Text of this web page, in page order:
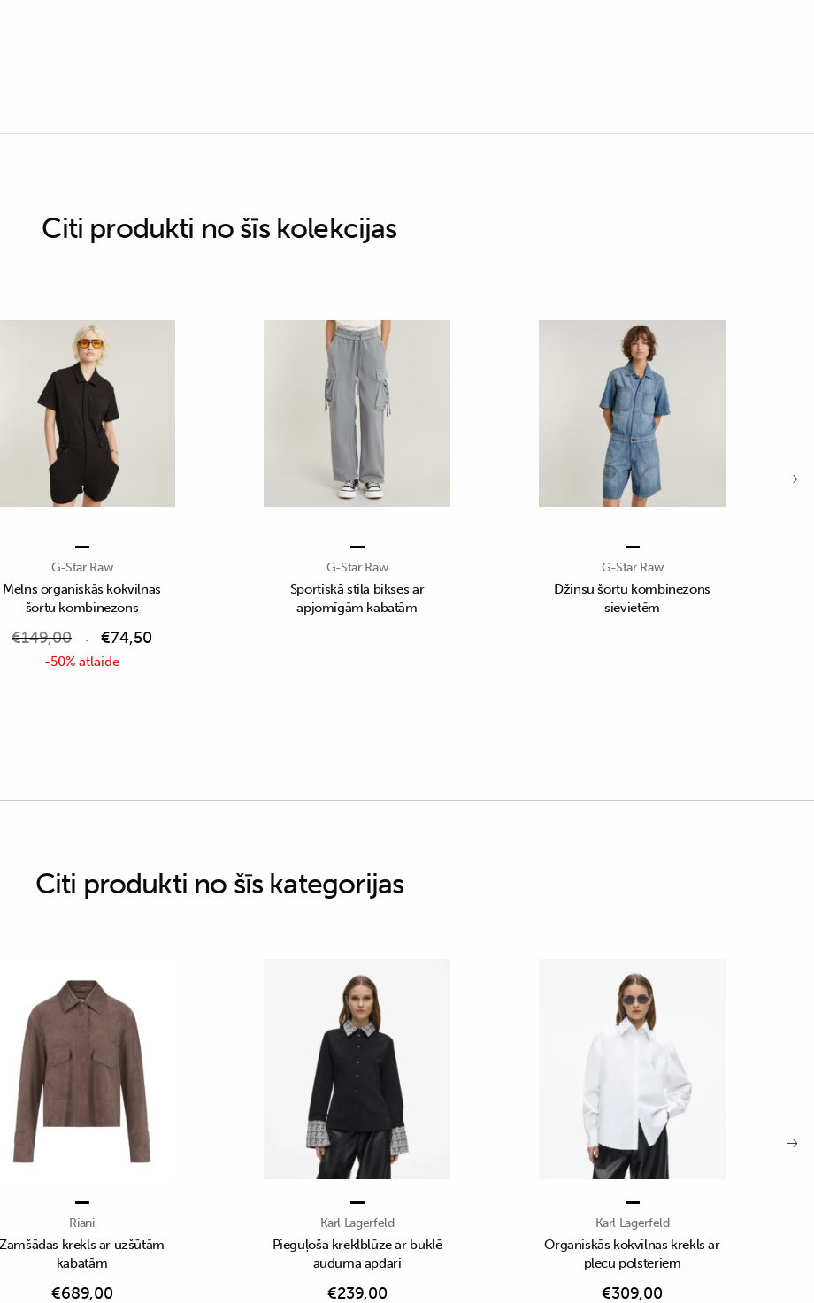
Citi produkti no šīs kolekcijas
G-Star Raw
Melns organiskās kokvilnas
šortu kombinezons
€149,00 €74,50
-50% atlaide
G-Star Raw
Sportiskā stila bikses ar
apjomīgām kabatām
G-Star Raw
Džinsu šortu kombinezons
sievietēm
Citi produkti no šīs kategorijas
Riani
Zamšādas krekls ar uzšūtām
kabatām
€689,00
Karl Lagerfeld
Pieguļoša kreklblūze ar buklē
auduma apdari
€239,00
Karl Lagerfeld
Organiskās kokvilnas krekls ar
plecu polsteriem
€309,00